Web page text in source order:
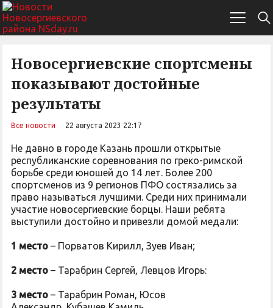
Новосергиевские спортсмены
показывают достойные
результаты
Все новости 22 августа 2023 22:17
Не давно в городе Казань прошли открытые
республиканские соревнования по греко-римской
борьбе среди юношей до 14 лет. Более 200
спортсменов из 9 регионов ПФО состязались за
право называться лучшими. Среди них принимали
участие новосергиевские борцы. Наши ребята
выступили достойно и привезли домой медали:
1 место – Порватов Кирилл, Зуев Иван;
2 место – Тарабрин Сергей, Левцов Игорь:
3 место – Тарабрин Роман, Юсов